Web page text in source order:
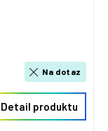
Na dotaz
Detail produktu